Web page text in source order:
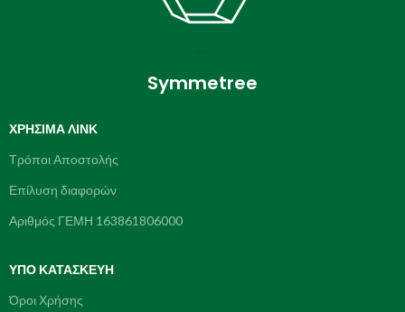
Symmetree
ΧΡΉΣΙΜΑ ΛΙΝΚ
Τρόποι Αποστολής
Επίλυση διαφορών
Αριθμός ΓΕΜΗ 163861806000
ΥΠΌ ΚΑΤΑΣΚΕΥΗ
Όροι Χρήσης